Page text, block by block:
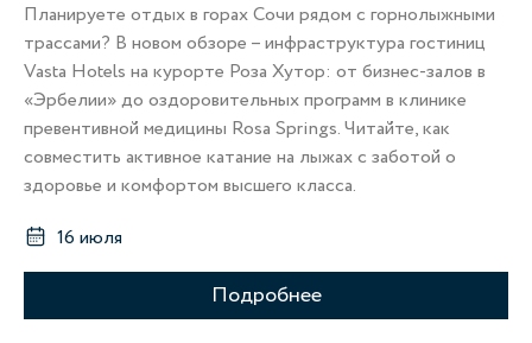
Планируете отдых в горах Сочи рядом с горнолыжными
трассами? В новом обзоре – инфраструктура гостиниц
Vasta Hotels на курорте Роза Хутор: от бизнес-залов в
«Эрбелии» до оздоровительных программ в клинике
превентивной медицины Rosa Springs. Читайте, как
совместить активное катание на лыжах с заботой о
здоровье и комфортом высшего класса.
16 июля
Подробнее